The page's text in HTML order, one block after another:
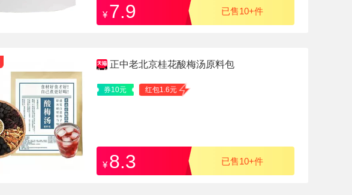
¥ 7.9 已售10+件
正中老北京桂花酸梅汤原料包
券10元 红包1.6元
¥ 8.3 已售10+件